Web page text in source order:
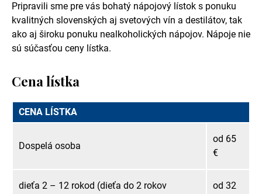
Pripravili sme pre vás bohatý nápojový lístok s ponuku
kvalitných slovenských aj svetových vín a destilátov, tak
ako aj široku ponuku nealkoholických nápojov. Nápoje nie
sú súčasťou ceny lístka.
Cena lístka
CENA LÍSTKA
Dospelá osoba
od 65
€
dieťa 2 – 12 rokod (dieťa do 2 rokov
od 32